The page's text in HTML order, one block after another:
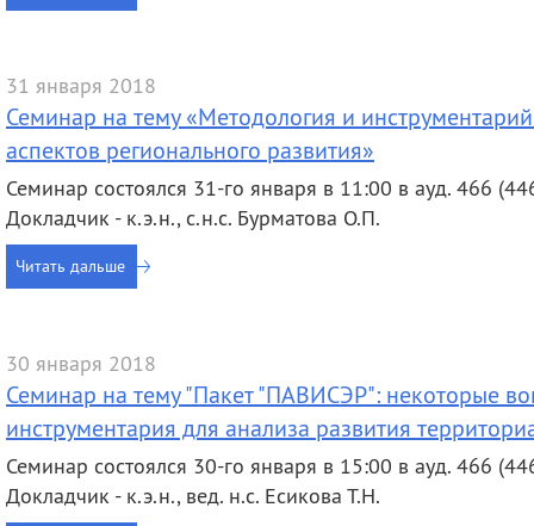
31 января 2018
Семинар на тему «Методология и
аспектов регионального развития»
Семинар состоялся 31-го января в 11:00 в ауд. 466
Докладчик - к.э.н., с.н.с. Бурматова О.П.
Читать дальше
30 января 2018
Семинар на тему "Пакет "ПАВИСЭР": некоторые
инструментария для анализа развития
Семинар состоялся 30-го января в 15:00 в ауд. 466
Докладчик - к.э.н., вед. н.с. Есикова Т.Н.